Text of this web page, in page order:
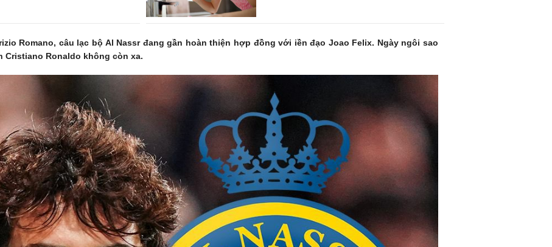
Romano, câu lạc bộ Al Nassr đang gần hoàn thiện hợp đồng với iền đạo Joao Felix. Ngày ngôi sao
Ronaldo không còn xa.